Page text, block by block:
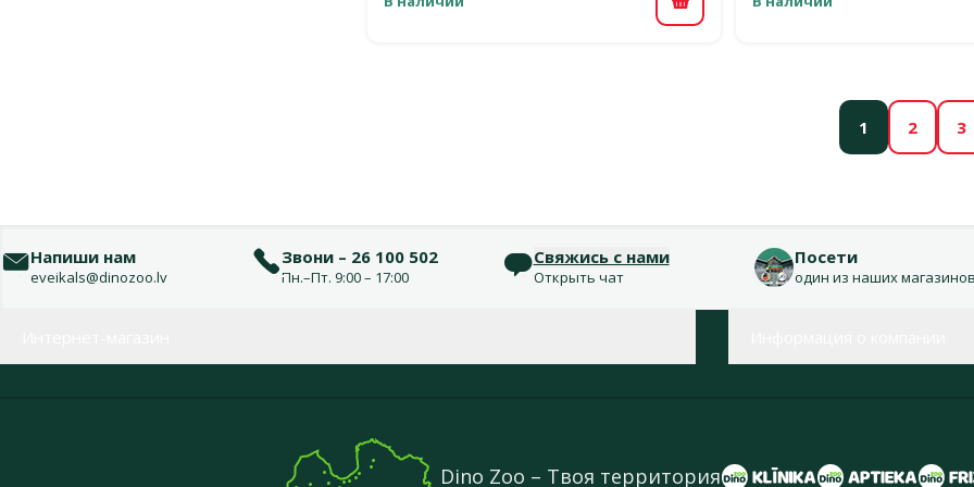
В корзину
1 2 3
Напиши нам
eveikals@dinozoo.lv
Звони – 26 100 502
Пн.–Пт. 9:00 – 17:00
Свяжись с нами
Открыть чат
Посети
один из наших магазинов
Dino Zoo – Твоя территория